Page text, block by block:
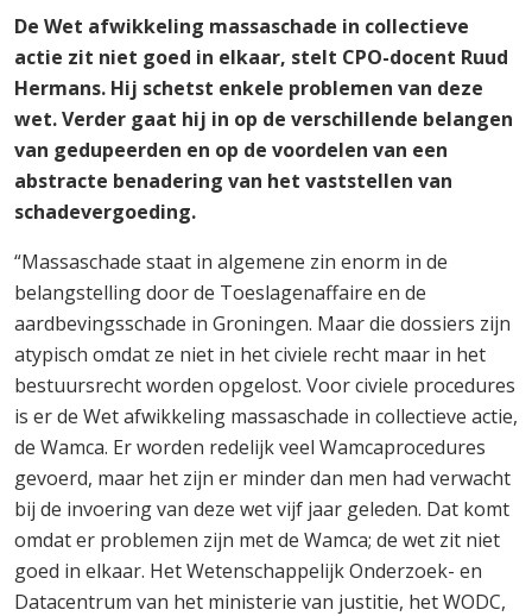
De Wet afwikkeling massaschade in collectieve
actie zit niet goed in elkaar, stelt CPO-docent Ruud
Hermans. Hij schetst enkele problemen van deze
wet. Verder gaat hij in op de verschillende belangen
van gedupeerden en op de voordelen van een
abstracte benadering van het vaststellen van
schadevergoeding.
“Massaschade staat in algemene zin enorm in de
belangstelling door de Toeslagenaffaire en de
aardbevingsschade in Groningen. Maar die dossiers zijn
atypisch omdat ze niet in het civiele recht maar in het
bestuursrecht worden opgelost. Voor civiele procedures
is er de Wet afwikkeling massaschade in collectieve actie,
de Wamca. Er worden redelijk veel Wamcaprocedures
gevoerd, maar het zijn er minder dan men had verwacht
bij de invoering van deze wet vijf jaar geleden. Dat komt
omdat er problemen zijn met de Wamca; de wet zit niet
goed in elkaar. Het Wetenschappelijk Onderzoek- en
Datacentrum van het ministerie van justitie, het WODC,